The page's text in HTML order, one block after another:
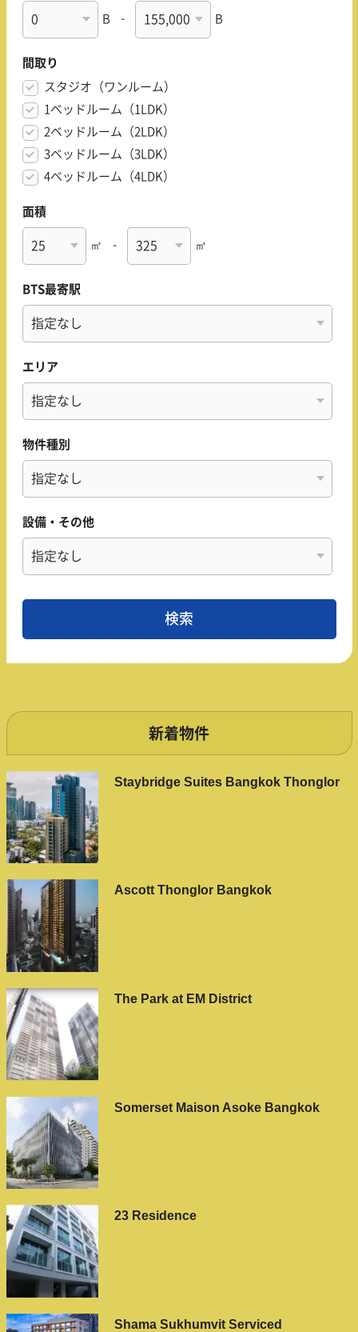
B - B
間取り
スタジオ（ワンルーム）
1ベッドルーム（1LDK）
2ベッドルーム（2LDK）
3ベッドルーム（3LDK）
4ベッドルーム（4LDK）
面積
㎡ - ㎡
BTS最寄駅
エリア
物件種別
設備・その他
新着物件
Staybridge Suites Bangkok Thonglor
Ascott Thonglor Bangkok
The Park at EM District
Somerset Maison Asoke Bangkok
23 Residence
Shama Sukhumvit Serviced